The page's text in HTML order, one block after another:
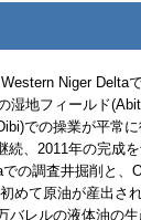
Western Niger Delta
湿地フィールド(
)での操業が平常に
続、2011年の完成
での調査井掘削と、
めて原油が産出さ
バレルの液体油の